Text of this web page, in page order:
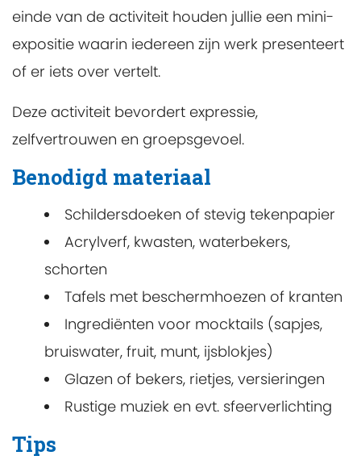
einde van de activiteit houden jullie een mini-
expositie waarin iedereen zijn werk presenteert
of er iets over vertelt.
Deze activiteit bevordert expressie,
zelfvertrouwen en groepsgevoel.
Benodigd materiaal
Schildersdoeken of stevig tekenpapier
Acrylverf, kwasten, waterbekers,
schorten
Tafels met beschermhoezen of kranten
Ingrediënten voor mocktails (sapjes,
bruiswater, fruit, munt, ijsblokjes)
Glazen of bekers, rietjes, versieringen
Rustige muziek en evt. sfeerverlichting
Tips